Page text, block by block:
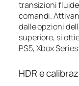
transizioni
comandi.
dalle opzioni
superiore, si
PS5, Xbox
HDR e